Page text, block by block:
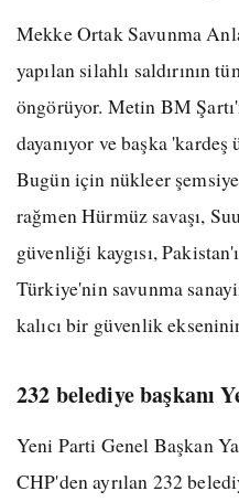
Mekke Ortak Savunma
yapılan silahlı saldırının
öngörüyor. Metin BM
dayanıyor ve başka 'kardeş
Bugün için nükleer
rağmen Hürmüz savaşı,
güvenliği kaygısı,
Türkiye'nin savunma
kalıcı bir güvenlik
232 belediye başkanı
Yeni Parti Genel Başkan
CHP'den ayrılan 232